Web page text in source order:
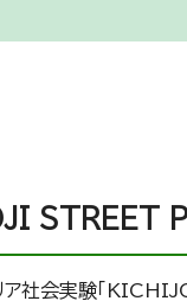
STREET
ア社会実験「